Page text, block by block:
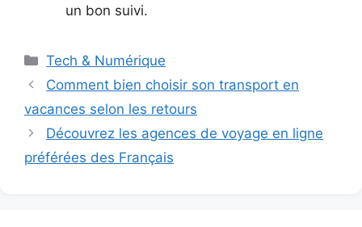
un bon suivi.
Catégories
Tech & Numérique
Comment bien choisir son transport en
vacances selon les retours
Découvrez les agences de voyage en ligne
préférées des Français